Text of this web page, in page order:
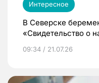
Интересное
В Северске
«Свидетельство о
09:34 / 21.07.26